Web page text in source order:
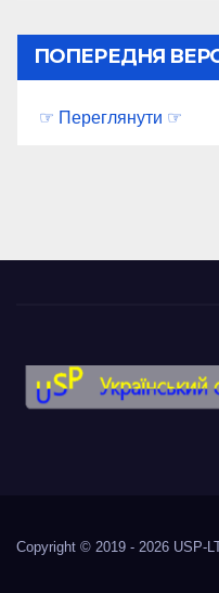
ПОПЕРЕДНЯ
☞ Переглянути ☞
Copyright © 2019 - 2026 USP-